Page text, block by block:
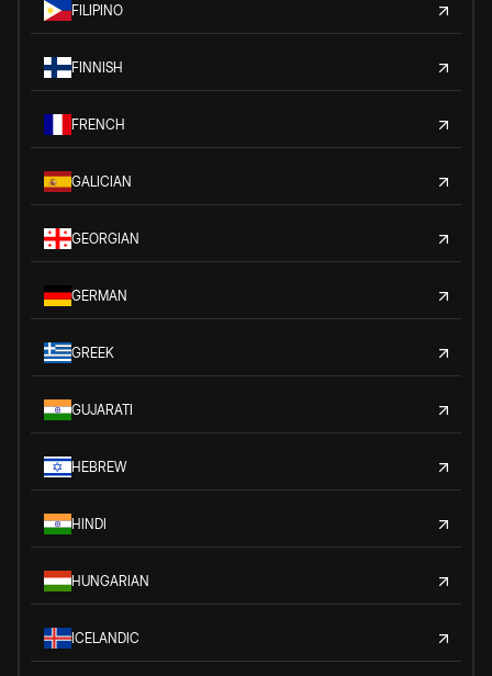
FILIPINO
FINNISH
FRENCH
GALICIAN
GEORGIAN
GERMAN
GREEK
GUJARATI
HEBREW
HINDI
HUNGARIAN
ICELANDIC